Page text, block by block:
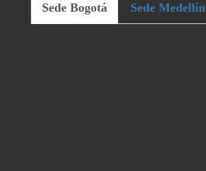
Sede Bogotá Sede Medellín